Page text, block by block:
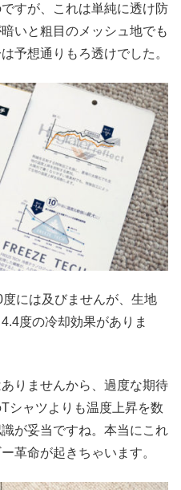
すが、これは単純に透け防
いと粗目のメッシュ地でも
予想通りもろ透けでした。
には及びませんが、生地
度の冷却効果がありま
りませんから、過度な期待
シャツよりも温度上昇を数
が妥当ですね。本当にこれ
革命が起きちゃいます。